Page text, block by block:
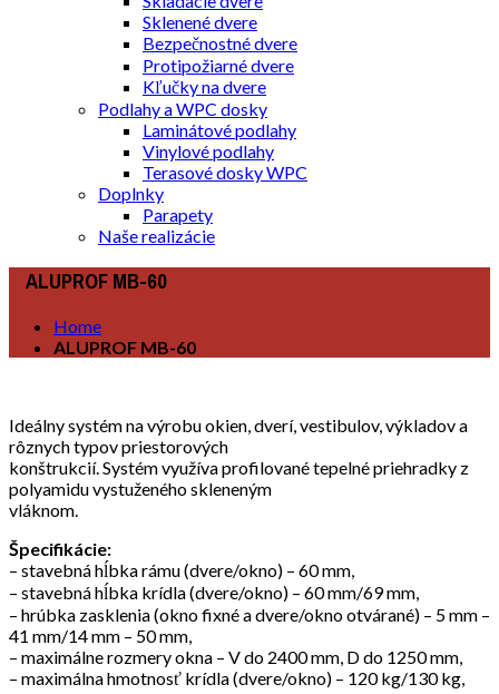
Sklenené dvere
Bezpečnostné dvere
Protipožiarné dvere
Kľučky na dvere
Podlahy a WPC dosky
Laminátové podlahy
Vinylové podlahy
Terasové dosky WPC
Doplnky
Parapety
Naše realizácie
ALUPROF MB-60
Home
ALUPROF MB-60
Ideálny systém na výrobu okien, dverí, vestibulov, výkladov a
rôznych typov priestorových
konštrukcií. Systém využíva profilované tepelné priehradky z
polyamidu vystuženého skleneným
vláknom.
Špecifikácie:
– stavebná hĺbka rámu (dvere/okno) – 60 mm,
– stavebná hĺbka krídla (dvere/okno) – 60 mm/69 mm,
– hrúbka zasklenia (okno fixné a dvere/okno otvárané) – 5 mm –
41 mm/14 mm – 50 mm,
– maximálne rozmery okna – V do 2400 mm, D do 1250 mm,
– maximálna hmotnosť krídla (dvere/okno) – 120 kg/130 kg,